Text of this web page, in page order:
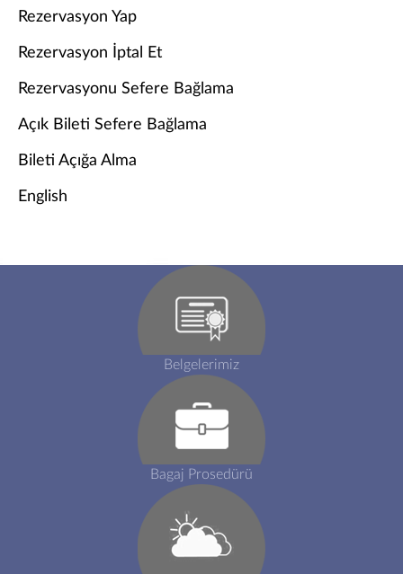
Rezervasyon Yap
Rezervasyon İptal Et
Rezervasyonu Sefere Bağlama
Açık Bileti Sefere Bağlama
Bileti Açığa Alma
English
Belgelerimiz
Bagaj Prosedürü